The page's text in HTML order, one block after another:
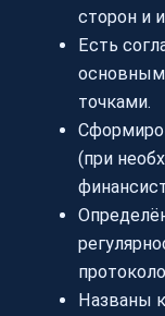
сторон и
Есть
точками.
(при
Названы